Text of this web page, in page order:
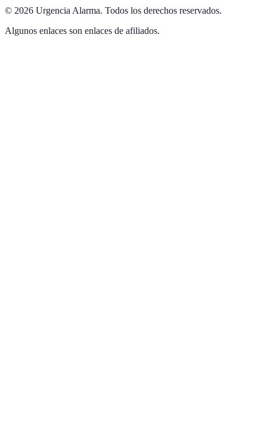
© 2026 Urgencia Alarma. Todos los derechos reservados.
Algunos enlaces son enlaces de afiliados.